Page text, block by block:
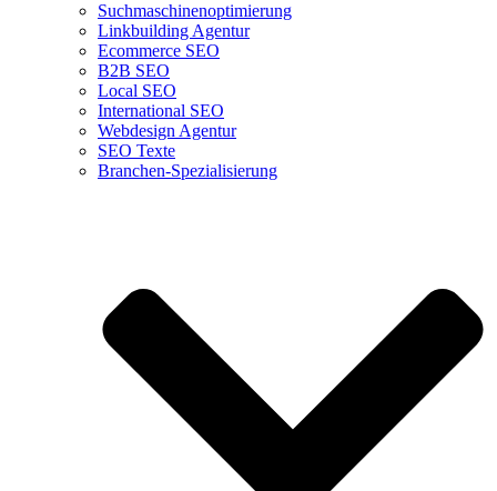
Suchmaschinenoptimierung
Linkbuilding Agentur
Ecommerce SEO
B2B SEO
Local SEO
International SEO
Webdesign Agentur
SEO Texte
Branchen-Spezialisierung